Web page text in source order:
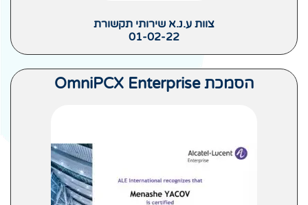
צוות ע.נ.א שירותי תקשורת
01-02-22
הסמכת OmniPCX Enterprise